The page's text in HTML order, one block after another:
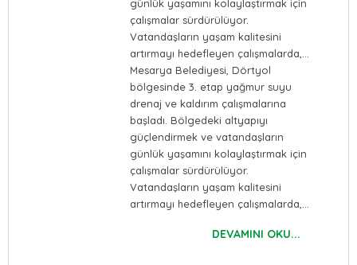
günlük yaşamını kolaylaştırmak için
çalışmalar sürdürülüyor.
Vatandaşların yaşam kalitesini
artırmayı hedefleyen çalışmalarda,…
Mesarya Belediyesi, Dörtyol
bölgesinde 3. etap yağmur suyu
drenaj ve kaldırım çalışmalarına
başladı. Bölgedeki altyapıyı
güçlendirmek ve vatandaşların
günlük yaşamını kolaylaştırmak için
çalışmalar sürdürülüyor.
Vatandaşların yaşam kalitesini
artırmayı hedefleyen çalışmalarda,…
DEVAMINI OKU...